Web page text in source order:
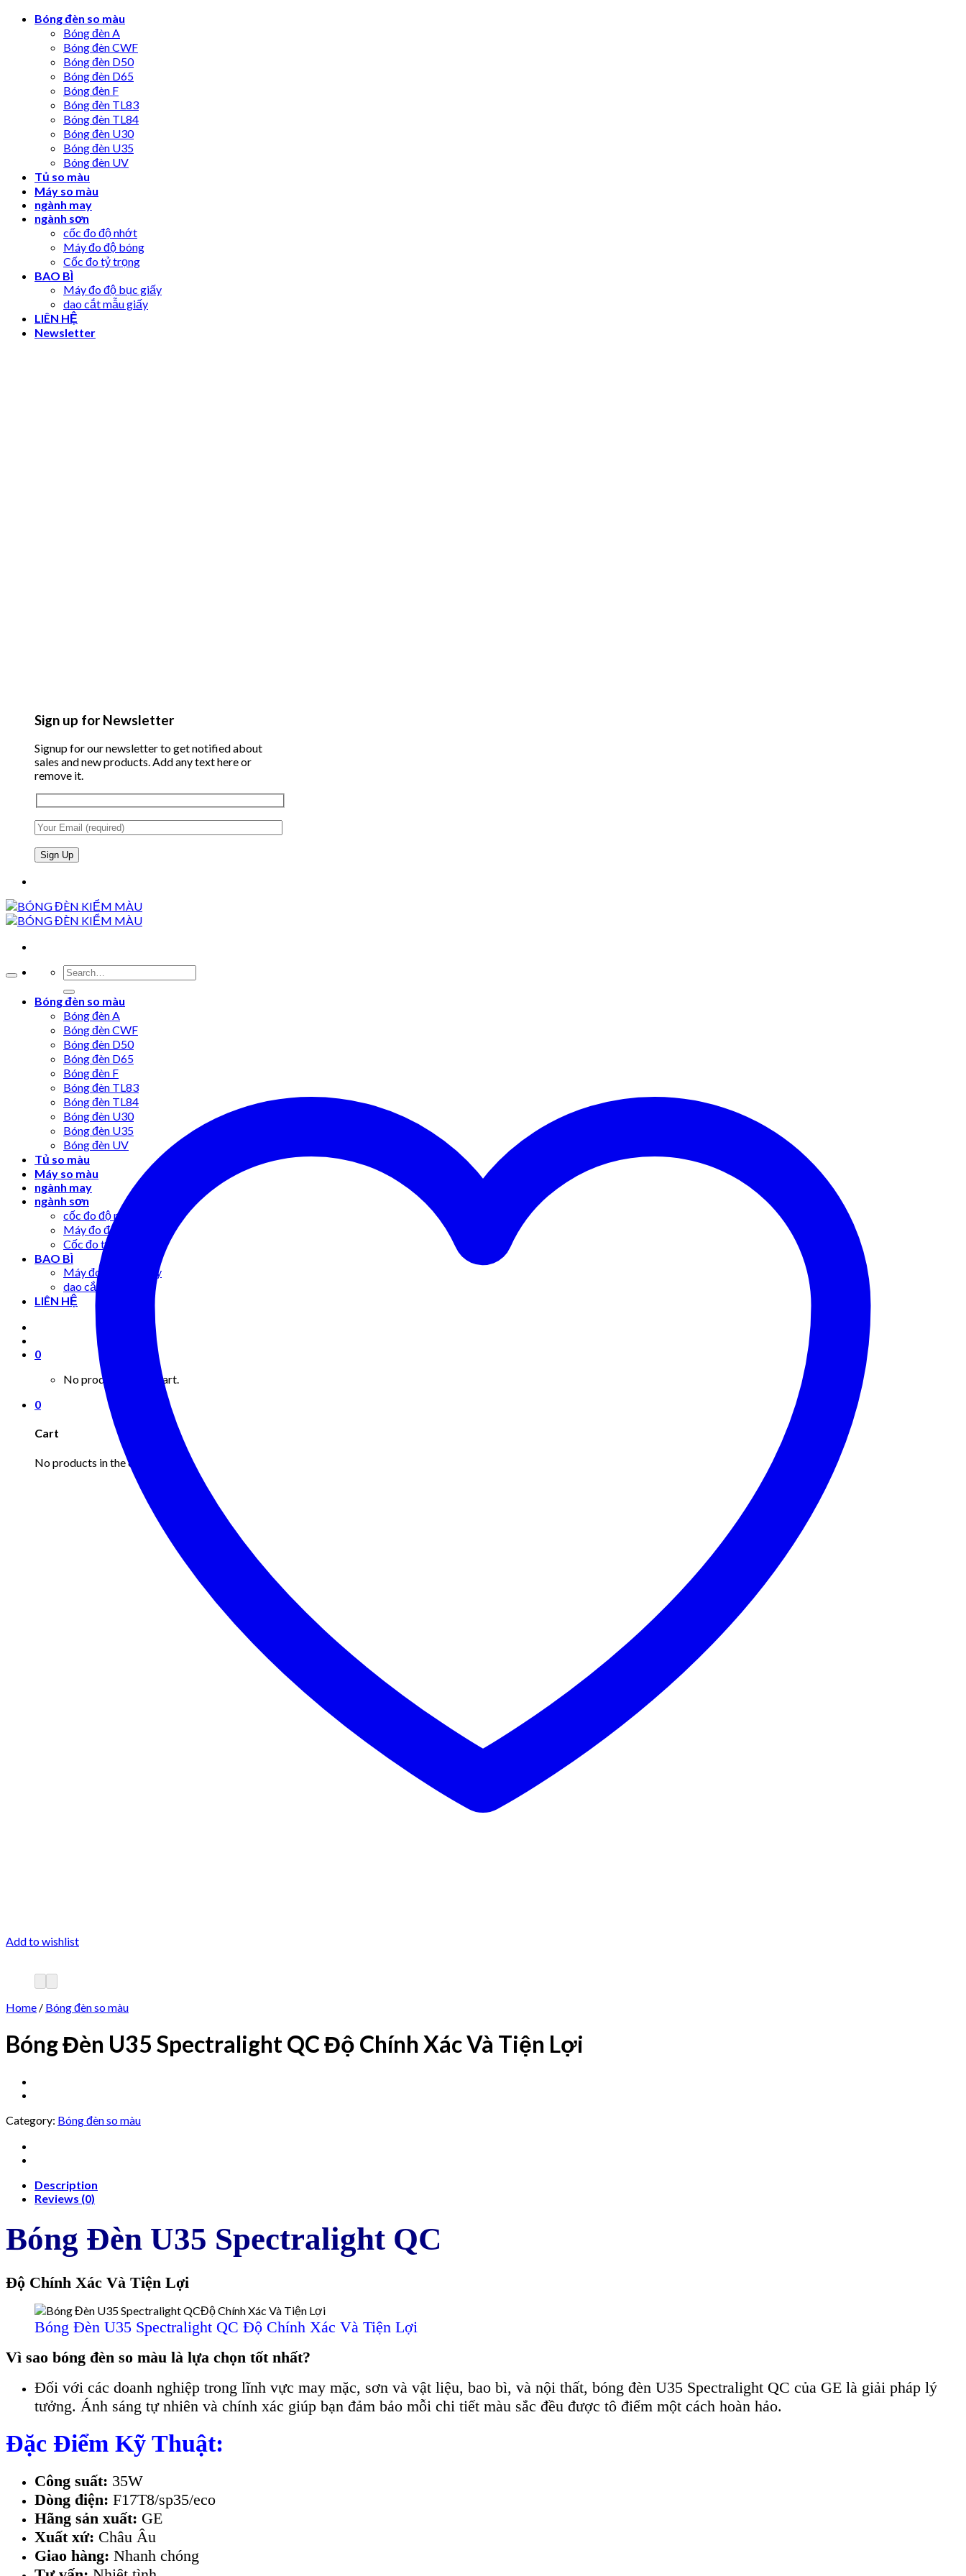
Skip
Bóng đèn so màu
Bóng đèn A
Bóng đèn CWF
Bóng đèn D50
Bóng đèn D65
Bóng đèn F
Bóng đèn TL83
Bóng đèn TL84
Bóng đèn U30
Bóng đèn U35
Bóng đèn UV
Tủ so màu
Máy so màu
ngành may
ngành sơn
cốc đo độ nhớt
Máy đo độ bóng
Cốc đo tỷ trọng
BAO BÌ
Máy đo độ bục giấy
dao cắt mẫu giấy
LIÊN HỆ
Newsletter
Sign up for Newsletter
Signup for our newsletter to get notified about
sales and new products. Add any text here or
remove it.
Bóng đèn so màu
Bóng đèn A
Bóng đèn CWF
Bóng đèn D50
Bóng đèn D65
Bóng đèn F
Bóng đèn TL83
Bóng đèn TL84
Bóng đèn U30
Bóng đèn U35
Bóng đèn UV
Tủ so màu
Máy so màu
ngành may
ngành sơn
cốc đo độ nhớt
Máy đo độ bóng
Cốc đo tỷ trọng
BAO BÌ
Máy đo độ bục giấy
dao cắt mẫu giấy
LIÊN HỆ
0
No products in the cart.
0
Cart
No products in the cart.
Add to wishlist
Home / Bóng đèn so màu
Bóng Đèn U35 Spectralight QC Độ Chính Xác Và Tiện Lợi
Category: Bóng đèn so màu
Description
Reviews (0)
Bóng Đèn U35 Spectralight QC
Độ Chính Xác Và Tiện Lợi
Bóng Đèn U35 Spectralight QC Độ Chính Xác Và Tiện Lợi
Vì sao bóng đèn so màu là lựa chọn tốt nhất?
Đối với các doanh nghiệp trong lĩnh vực may mặc, sơn và vật liệu, bao bì, và nội thất, bóng đèn U35 Spectralight QC của GE là giải pháp lý
tưởng. Ánh sáng tự nhiên và chính xác giúp bạn đảm bảo mỗi chi tiết màu sắc đều được tô điểm một cách hoàn hảo.
Đặc Điểm Kỹ Thuật:
Công suất: 35W
Dòng điện: F17T8/sp35/eco
Hãng sản xuất: GE
Xuất xứ: Châu Âu
Giao hàng: Nhanh chóng